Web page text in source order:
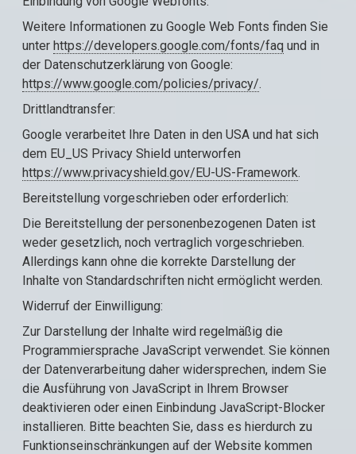
Weitere Informationen zu Google Web Fonts finden Sie
unterhttps://developers.google.com/fonts/faq und in
der Datenschutzerklärung von Google:
https://www.google.com/policies/privacy/.
Drittlandtransfer:
Google verarbeitet Ihre Daten in den USA und hat sich
dem EU_US Privacy Shield unterworfen
https://www.privacyshield.gov/EU-US-Framework.
Bereitstellung vorgeschrieben oder erforderlich:
Die Bereitstellung der personenbezogenen Daten ist
weder gesetzlich, noch vertraglich vorgeschrieben.
Allerdings kann ohne die korrekte Darstellung der
Inhalte von Standardschriften nicht ermöglicht werden.
Widerruf der Einwilligung:
Zur Darstellung der Inhalte wird regelmäßig die
Programmiersprache JavaScript verwendet. Sie können
der Datenverarbeitung daher widersprechen, indem Sie
die Ausführung von JavaScript in Ihrem Browser
deaktivieren oder einen Einbindung JavaScript-Blocker
installieren. Bitte beachten Sie, dass es hierdurch zu
Funktionseinschränkungen auf der Website kommen